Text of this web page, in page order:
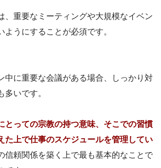
、重要なミーティングや大規模なイベン
ようにすることが必須です。
中に重要な会議がある場合、しっかり対
多いです。
とっての宗教の持つ意味、そこでの習慣
た上で仕事のスケジュールを管理してい
信頼関係を築く上で最も基本的なことで